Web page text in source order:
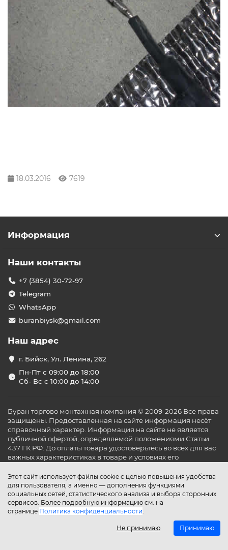
18.03.2016 7619
Этот сайт использует файлы cookie с целью повышения удобства
для пользователя, а именно — дополнения функциями
социальных сетей, статистического анализа и выбора сторонних
сервисов. Более подробную информацию см. на
странице Политика конфиденциальности.
Не принимаю Принимаю
Информация
Наши контакты
+7 (3854) 30-72-97
Telegram
WhatsApp
buranbiysk@gmail.com
Наш адрес
г. Бийск, Ул. Ленина, 262
Пн-Пт с 09:00 до 18:00
Сб- Вс с 10:00 до 14:00
Буран торгово монтажная компания © 2009-2026 Все права
защищены. Предоставленная на сайте информация несёт
справочный характер. Информация на сайте не является
публичной офертой, определяемой положениями Статьи
437 ГК РФ. До оплаты товара удостоверьтесь во всех для вас
важных характеристиках в товаре и условиях его